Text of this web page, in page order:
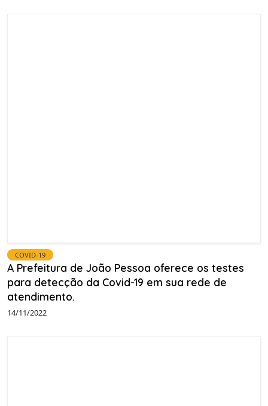
COVID-19
A Prefeitura de João Pessoa oferece os testes
para detecção da Covid-19 em sua rede de
atendimento.
14/11/2022